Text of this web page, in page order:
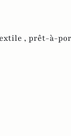
, prêt-à-